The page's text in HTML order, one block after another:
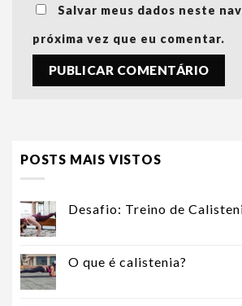
Salvar meus dados neste
próxima vez que eu comentar.
POSTS MAIS VISTOS
Desafio: Treino de
O que é calistenia?